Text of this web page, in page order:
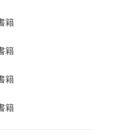
籍
籍
籍
籍